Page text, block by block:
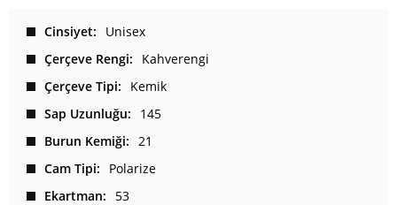
Cinsiyet
Unisex
Çerçeve Rengi
Kahverengi
Çerçeve Tipi
Kemik
Sap Uzunluğu
145
Burun Kemiği
21
Cam Tipi
Polarize
Ekartman
53